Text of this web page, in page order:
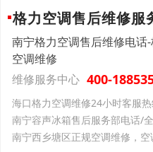
格力空调售后维修服
南宁格力空调售后维修电话
空调维修
维修服务中心 400-
南宁容声冰箱售后服务部电话/
南宁西乡塘区正规空调维修，